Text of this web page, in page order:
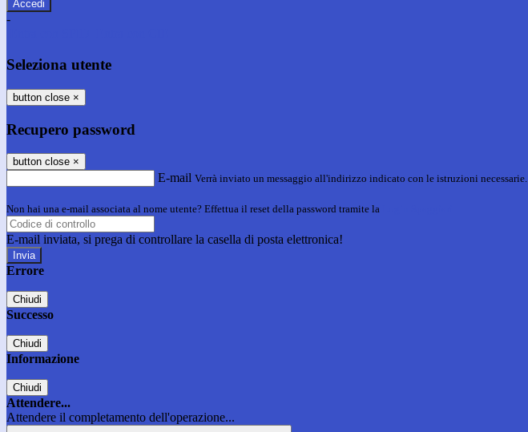
-
Seleziona utente
button close ×
Recupero password
button close ×
E-mail Verrà inviato un messaggio all'indirizzo indicato con le istruzioni necessarie.
Non hai una e-mail associata al nome utente? Effettua il reset della password tramite la
E-mail inviata, si prega di controllare la casella di posta elettronica!
Errore
Chiudi
Successo
Chiudi
Informazione
Chiudi
Attendere...
Attendere il completamento dell'operazione...